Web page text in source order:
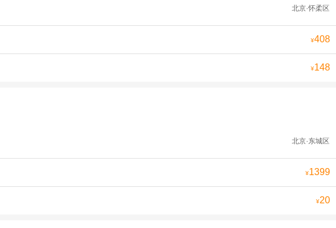
北京·怀柔区
¥408
¥148
北京·东城区
¥1399
¥20